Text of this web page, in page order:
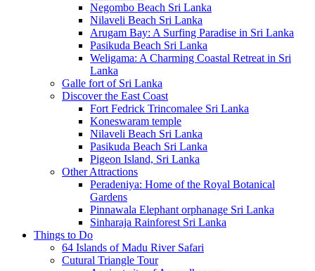
Negombo Beach Sri Lanka
Nilaveli Beach Sri Lanka
Arugam Bay: A Surfing Paradise in Sri Lanka
Pasikuda Beach Sri Lanka
Weligama: A Charming Coastal Retreat in Sri
Lanka
Galle fort of Sri Lanka
Discover the East Coast
Fort Fedrick Trincomalee Sri Lanka
Koneswaram temple
Nilaveli Beach Sri Lanka
Pasikuda Beach Sri Lanka
Pigeon Island, Sri Lanka
Other Attractions
Peradeniya: Home of the Royal Botanical
Gardens
Pinnawala Elephant orphanage Sri Lanka
Sinharaja Rainforest Sri Lanka
Things to Do
64 Islands of Madu River Safari
Cutural Triangle Tour